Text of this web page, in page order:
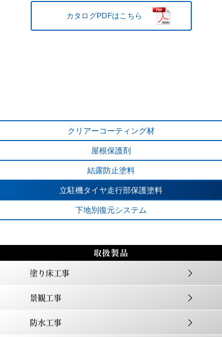
多機能
コーティング塗料
溶剤アクリル
ウレタン系2液タイプ
カタログPDFはこちら
界面活性剤
クリアーコーティング材
屋根保護剤
結露防止塗料
立駐機タイヤ走行部保護塗料
下地別 復元システム
取扱製品
塗り床工事
景観工事
防水工事